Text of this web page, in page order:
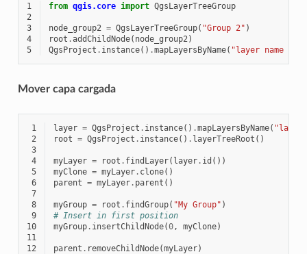
1 from qgis.core import QgsLayerTreeGroup
2
3
node_group2 = QgsLayerTreeGroup( "Group 2" )
4
root .addChildNode( node_group2)
5
QgsProject . instance() .mapLayersByName( "layer name
Mover capa cargada
1 layer = QgsProject . instance() .mapLayersByName( "layer
2
root = QgsProject . instance() . layerTreeRoot ()
3
4
myLayer = root . findLayer( layer. id ())
5
myClone = myLayer. clone()
6
parent = myLayer. parent ()
7
8
myGroup = root . findGroup( "My Group" )
9
# Insert in first position
10
myGroup. insertChildNode(0, myClone)
11
12
parent . removeChildNode(myLayer)